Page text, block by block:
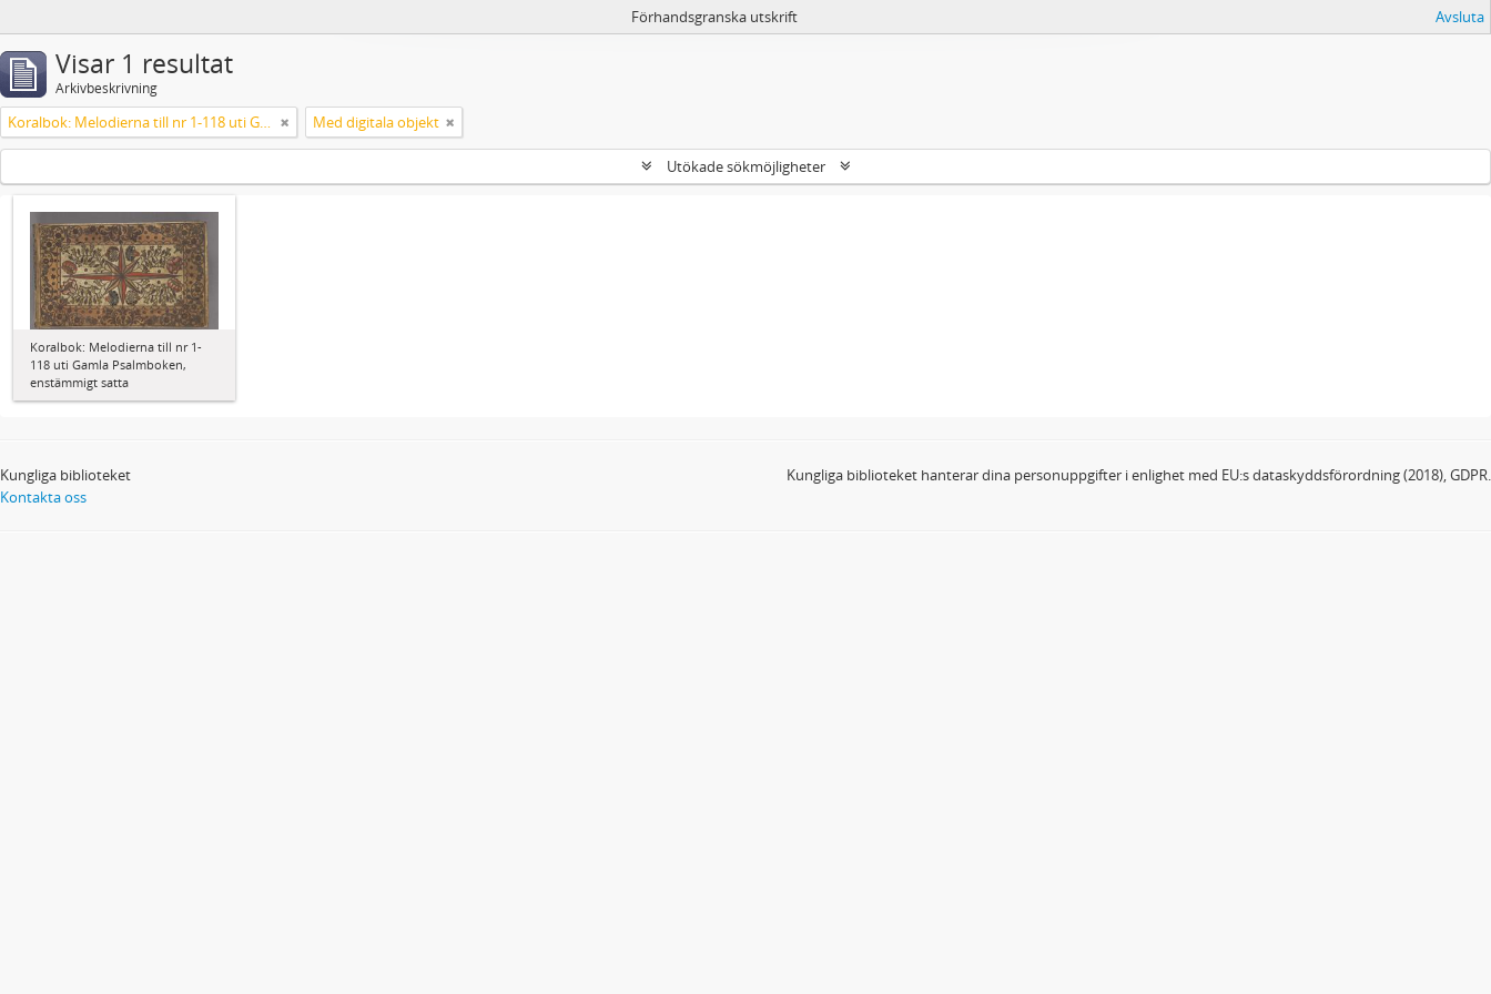
Förhandsgranska utskrift Avsluta
Visar 1 resultat
Arkivbeskrivning
Koralbok: Melodierna till nr 1-118 uti Gamla Psalmboken, enstämmigt satta Med digitala objekt
Utökade sökmöjligheter
Koralbok: Melodierna till nr 1-
118 uti Gamla Psalmboken,
enstämmigt satta
Kungliga biblioteket
Kontakta oss
Kungliga biblioteket hanterar dina personuppgifter i enlighet med EU:s dataskyddsförordning (2018), GDPR.